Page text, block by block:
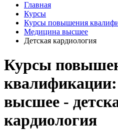
Главная
Курсы
Курсы повышения
Медицина высшее
Детская кардиология
Курсы
высшее -
кардиология